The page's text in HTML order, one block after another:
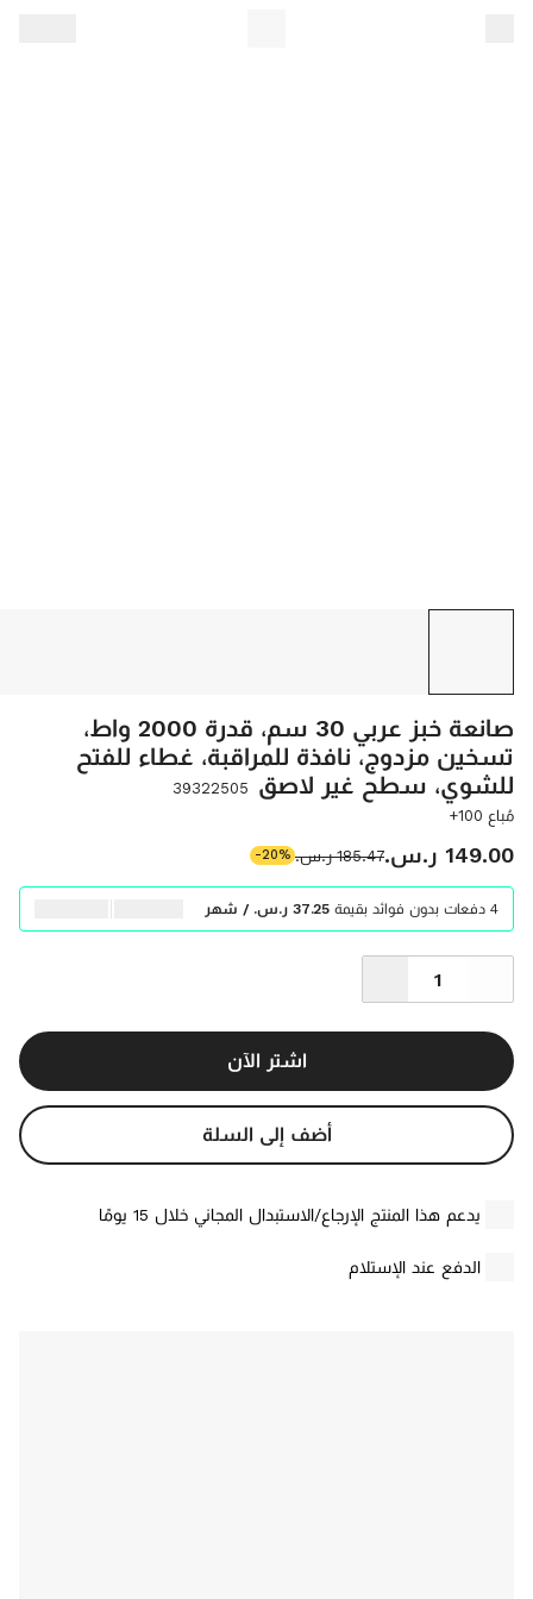
صانعة خبز عربي 30 سم، قدرة 2000 واط،
تسخين مزدوج، نافذة للمراقبة، غطاء للفتح
للشوي، سطح غير لاصق
39322505
مُباع 100+
‫149.00 ر.س.‬ ‫185.47 ر.س.‬ -20%
4 دفعات بدون فوائد بقيمة ‫37.25 ر.س.‬ / شهر
اشتر الآن
أضف إلى السلة
يدعم هذا المنتج الإرجاع/الاستبدال المجاني خلال 15 يومًا
الدفع عند الإستلام